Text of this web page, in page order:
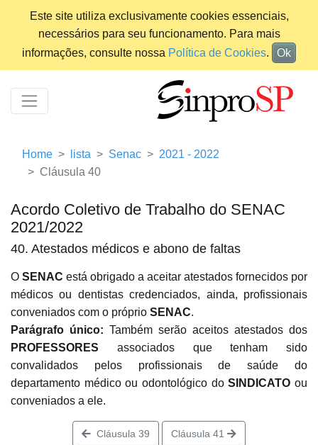
Este site utiliza exclusivamente cookies essenciais,
necessários para seu funcionamento. Para mais
informações, consulte nossa Política de Cookies. Ok
Home lista Senac
2021 - 2022
Cláusula 40
Acordo Coletivo de Trabalho do SENAC
2021/2022
40. Atestados médicos e abono de faltas
O SENAC está obrigado a aceitar atestados fornecidos por
médicos ou dentistas credenciados, ainda, profissionais
conveniados com o próprio SENAC.
Parágrafo único: Também serão aceitos atestados dos
PROFESSORES associados que tenham sido
convalidados pelos profissionais de saúde do
departamento médico ou odontológico doSINDICATO ou
conveniados a ele.
Cláusula 39 Cláusula 41